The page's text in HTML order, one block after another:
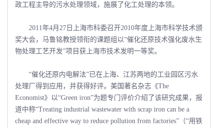
政工程主导的污水处理领域，施展了化工处理的本领。
2011年4月27日上海市科委召开2010年度上海市科学技术颁
奖大会，马鲁铭教授领衔的课题组以“催化还原技术强化废水生
物处理工艺开发”项目获上海市技术发明一等奖。
“催化还原内电解法”已在上海、江苏两地的工业园区污水
处理厂得到应用，并获得好评。美国著名杂志《The
Economist》以“Green iron”为题专门评价介绍了该研究成果，报
道中称“Treating industrial wastewater with scrap iron can be a
cheap and effective way to reduce pollution from factories”（“用铁